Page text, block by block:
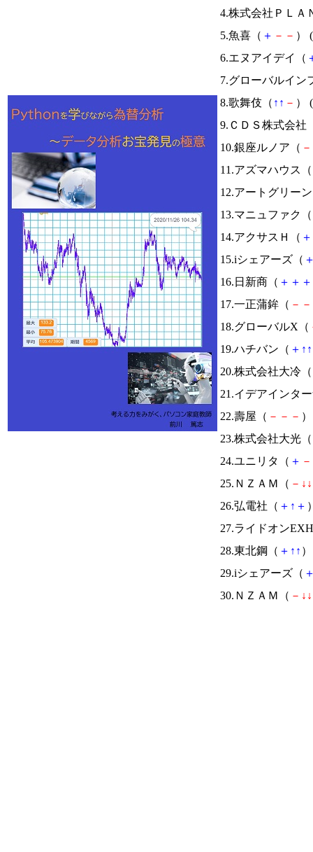
4.株式会社ＰＬＡ
5.魚喜（ ＋ － － ） (
6.エヌアイデイ（
7.グローバルイン
8.歌舞伎（ ↑ ↑ － ） (
9.ＣＤＳ株式会社
10.銀座ルノア（ －
11.アズマハウス（
12.アートグリー
13.マニュファク（
14.アクサスＨ（ ＋
15.iシェアーズ（
16.日新商（ ＋ ＋ ＋
17.一正蒲鉾（ － －
18.グローバルX（
19.ハチバン（ ＋ ↑ ↑
20.株式会社大冷（
21.イデアインタ
22.壽屋（ － － －
23.株式会社大光（
24.ユニリタ（ ＋ －
25.ＮＺＡＭ（ － ↓ ↓
26.弘電社（ ＋ ↑ ＋
27.ライドオン
28.東北鋼（ ＋ ↑ ↑
29.iシェアーズ（
30.ＮＺＡＭ（ － ↓ ↓